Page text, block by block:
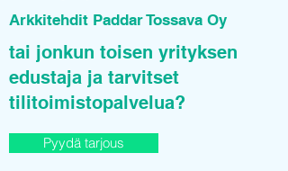
Arkkitehdit Paddar Tossava Oy
tai jonkun toisen yrityksen
edustaja ja tarvitset
tilitoimistopalvelua?
Pyydä tarjous